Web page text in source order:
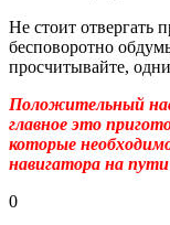
Не стоит отвергать
бесповоротно
просчитывайте,
Положительный
главное это
которые
навигатора на
0